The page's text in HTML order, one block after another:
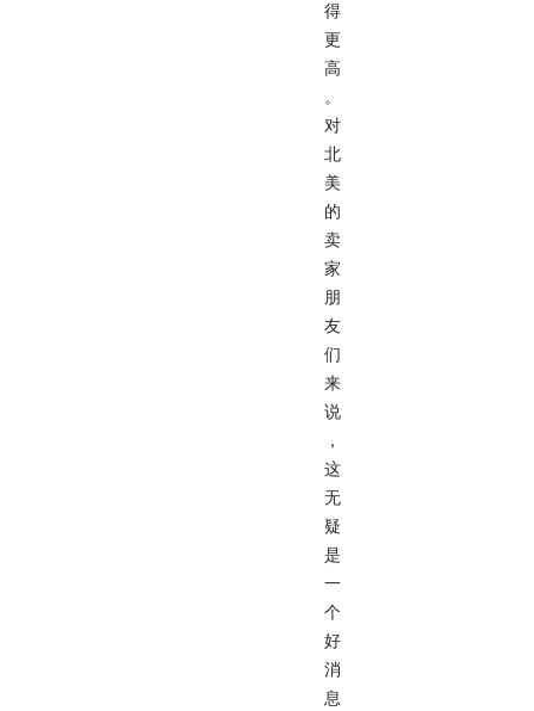
得
更
高
。
对
北
美
的
卖
家
朋
友
们
来
说
，
这
无
疑
是
一
个
好
消
息